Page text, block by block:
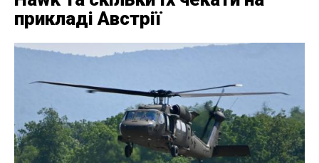
прикладі Австрії